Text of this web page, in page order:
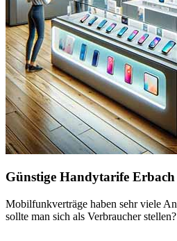
Günstige Handytarife Erbach
Mobilfunkverträge haben sehr viele
sollte man sich als Verbraucher stellen?